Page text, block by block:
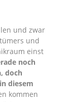
und zwar
und
einst
noch
doch
diesem
kommen